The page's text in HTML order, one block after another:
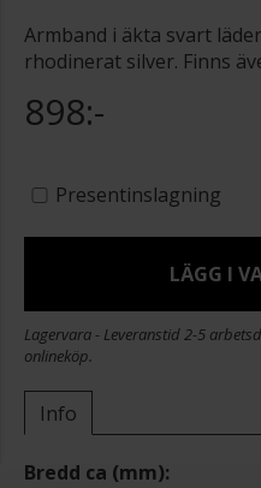
Armband i äkta svart
rhodinerat silver. Finns
898:-
Presentinslagning
LÄGG I
Lagervara - Leveranstid 2-5
onlineköp.
Info
Bredd ca (mm)